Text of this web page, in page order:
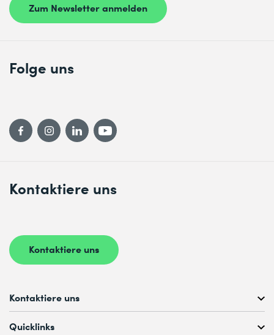
Zum Newsletter anmelden
Kontaktiere uns
Kontaktiere uns
Folge uns
Kontaktiere uns
Kostenlose Kursberatung unter
Quicklinks